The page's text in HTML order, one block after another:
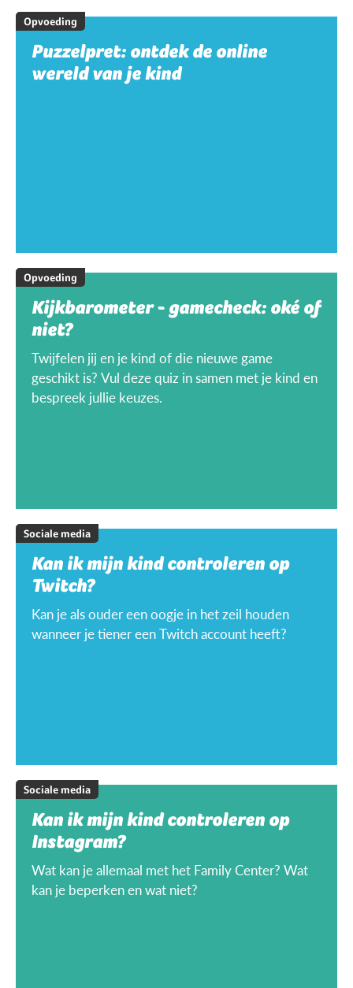
Opvoeding
Puzzelpret: ontdek de online
wereld van je kind
Opvoeding
Kijkbarometer - gamecheck: oké of
niet?
Twijfelen jij en je kind of die nieuwe game
geschikt is? Vul deze quiz in samen met je kind en
bespreek jullie keuzes.
Sociale media
Kan ik mijn kind controleren op
Twitch?
Kan je als ouder een oogje in het zeil houden
wanneer je tiener een Twitch account heeft?
Sociale media
Kan ik mijn kind controleren op
Instagram?
Wat kan je allemaal met het Family Center? Wat
kan je beperken en wat niet?